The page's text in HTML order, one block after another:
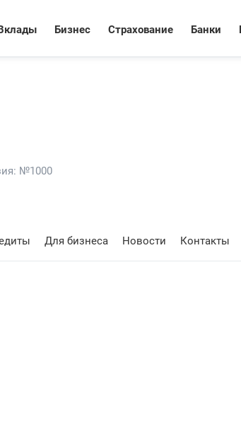
Бизнес Страхование Банки
№1000
Для бизнеса Новости Контакты